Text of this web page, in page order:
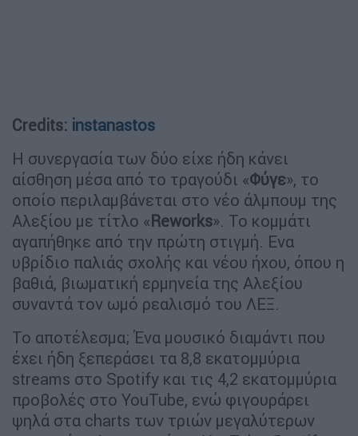
Credits: instanastos
Η συνεργασία των δύο είχε ήδη κάνει
αίσθηση μέσα από το τραγούδι «Φύγε», το
οποίο περιλαμβάνεται στο νέο άλμπουμ της
Αλεξίου με τίτλο «Reworks». Το κομμάτι
αγαπήθηκε από την πρώτη στιγμή. Ενα
υβρίδιο παλιάς σχολής και νέου ήχου, όπου η
βαθιά, βιωματική ερμηνεία της Αλεξίου
συναντά τον ωμό ρεαλισμό του ΛΕΞ.
Το αποτέλεσμα; Ένα μουσικό διαμάντι που
έχει ήδη ξεπεράσει τα 8,8 εκατομμύρια
streams στο Spotify και τις 4,2 εκατομμύρια
προβολές στο YouTube, ενώ φιγουράρει
ψηλά στα charts των τριών μεγαλύτερων